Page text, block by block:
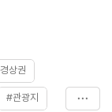
상권
#관광지